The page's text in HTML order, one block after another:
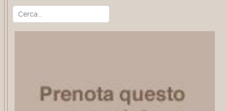
Cerca Type 2 or more characters for